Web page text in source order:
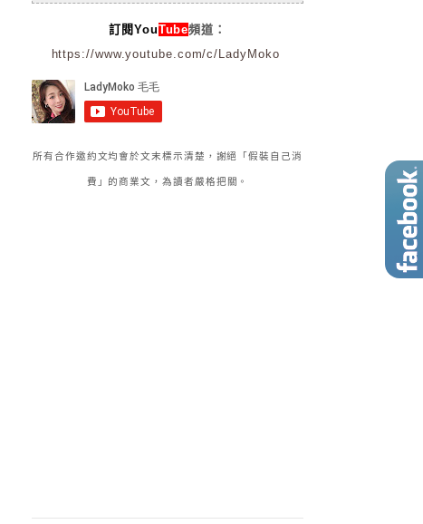
訂閱YouTube頻道：
https://www.youtube.com/c/LadyMoko
所有合作邀約文均會於文末標示清楚，謝絕「假裝自己消
費」的商業文，為讀者嚴格把關。